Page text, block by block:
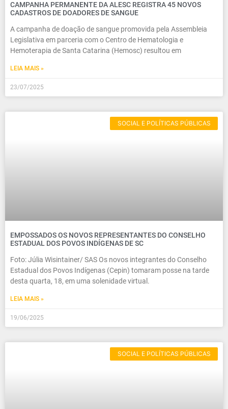
CAMPANHA PERMANENTE DA ALESC REGISTRA 45 NOVOS
CADASTROS DE DOADORES DE SANGUE
A campanha de doação de sangue promovida pela Assembleia
Legislativa em parceria com o Centro de Hematologia e
Hemoterapia de Santa Catarina (Hemosc) resultou em
LEIA MAIS »
23/07/2025
SOCIAL E POLÍTICAS PÚBLICAS
EMPOSSADOS OS NOVOS REPRESENTANTES DO CONSELHO
ESTADUAL DOS POVOS INDÍGENAS DE SC
Foto: Júlia Wisintainer/ SAS Os novos integrantes do Conselho
Estadual dos Povos Indígenas (Cepin) tomaram posse na tarde
desta quarta, 18, em uma solenidade virtual.
LEIA MAIS »
19/06/2025
SOCIAL E POLÍTICAS PÚBLICAS